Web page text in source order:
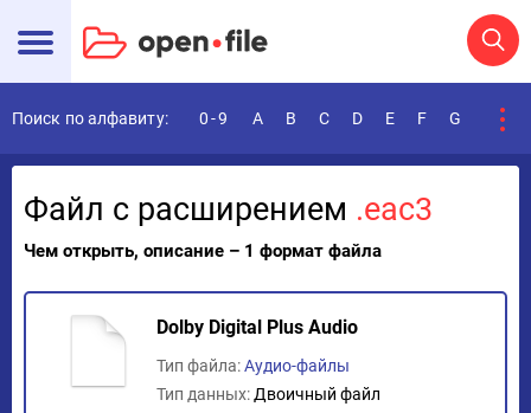
Поиск по алфавиту: 0-9 A B C D E F G
Файл с расширением .eac3
Чем открыть, описание – 1 формат файла
Dolby Digital Plus Audio
Тип файла:Аудио-файлы
Тип данных: Двоичный файл